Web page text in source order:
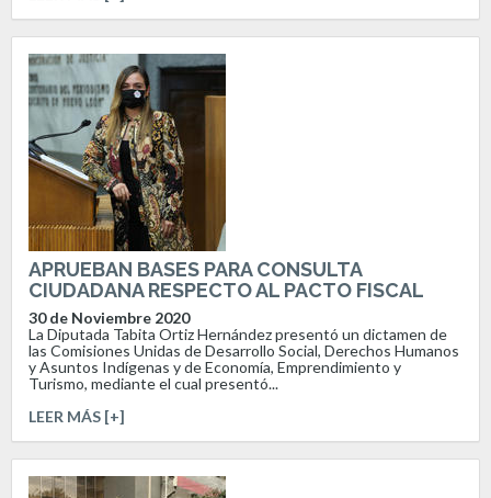
APRUEBAN BASES PARA CONSULTA
CIUDADANA RESPECTO AL PACTO FISCAL
30 de Noviembre 2020
La Diputada Tabita Ortiz Hernández presentó un dictamen de
las Comisiones Unidas de Desarrollo Social, Derechos Humanos
y Asuntos Indígenas y de Economía, Emprendimiento y
Turismo, mediante el cual presentó...
LEER MÁS [+]